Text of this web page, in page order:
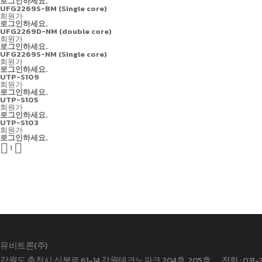
UFG2269S-BM (Single core)
회원가
로그인하세요.
UFG2269D-NM (double core)
회원가
로그인하세요.
UFG2269S-NM (Single core)
회원가
로그인하세요.
UTP-S109
회원가
로그인하세요.
UTP-S105
회원가
로그인하세요.
UTP-S103
회원가
로그인하세요.
 1 
유비트론(주)